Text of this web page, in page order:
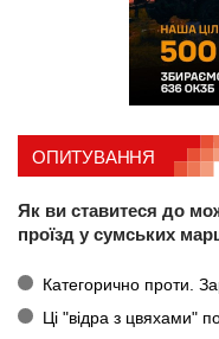
ОПИТУВАННЯ
Як ви ставитеся до
проїзд у сумських
Категорично проти.
Ці "відра з цвяхами"